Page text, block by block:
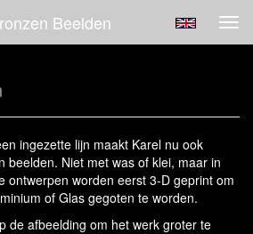
Beelden
ingezette lijn maakt Karel nu ook
beelden. Niet met was of klei, maar in
ontwerpen worden eerst 3-D geprint om
of Glas gegoten te worden.
de afbeelding om het werk groter te